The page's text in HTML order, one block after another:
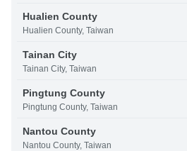
Hualien County
Hualien County, Taiwan
Tainan City
Tainan City, Taiwan
Pingtung County
Pingtung County, Taiwan
Nantou County
Nantou County, Taiwan